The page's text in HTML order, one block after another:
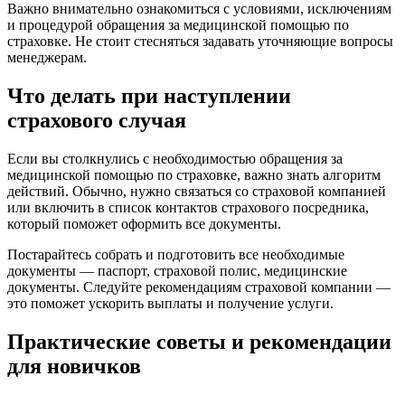
Важно внимательно ознакомиться с условиями, исключениям
и процедурой обращения за медицинской помощью по
страховке. Не стоит стесняться задавать уточняющие вопросы
менеджерам.
Что делать при наступлении
страхового случая
Если вы столкнулись с необходимостью обращения за
медицинской помощью по страховке, важно знать алгоритм
действий. Обычно, нужно связаться со страховой компанией
или включить в список контактов страхового посредника,
который поможет оформить все документы.
Постарайтесь собрать и подготовить все необходимые
документы — паспорт, страховой полис, медицинские
документы. Следуйте рекомендациям страховой компании —
это поможет ускорить выплаты и получение услуги.
Практические советы и рекомендации
для новичков